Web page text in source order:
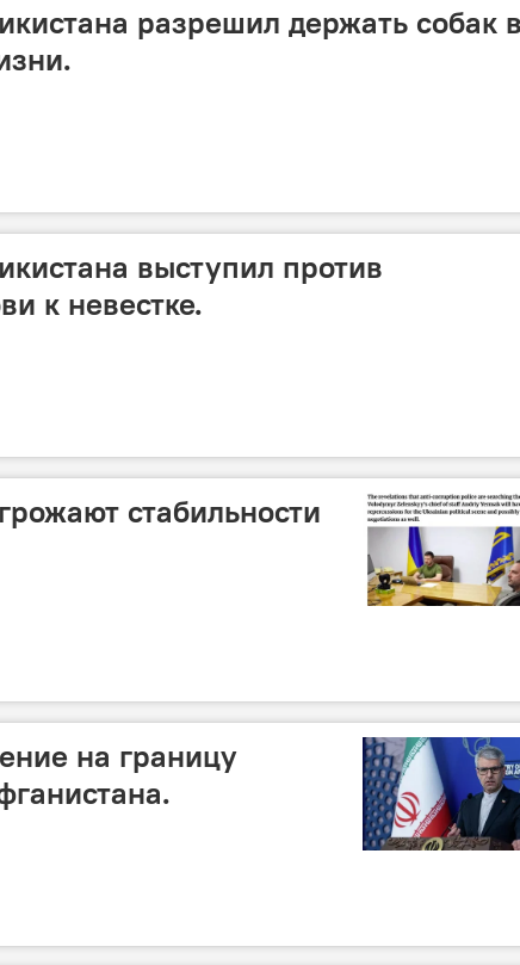
разрешил держать собак
выступил против
к невестке.
стабильности
на границу